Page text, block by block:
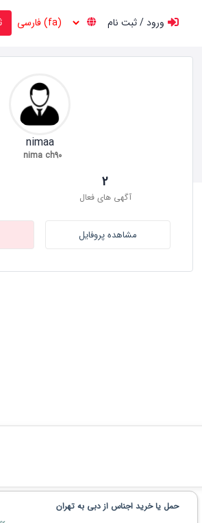
ورود / ثبت نام
nimaa
nima ch90
2
آگهی های فعال
مشاهده پروفایل
حمل یا خرید اجناس از دبی به تهران